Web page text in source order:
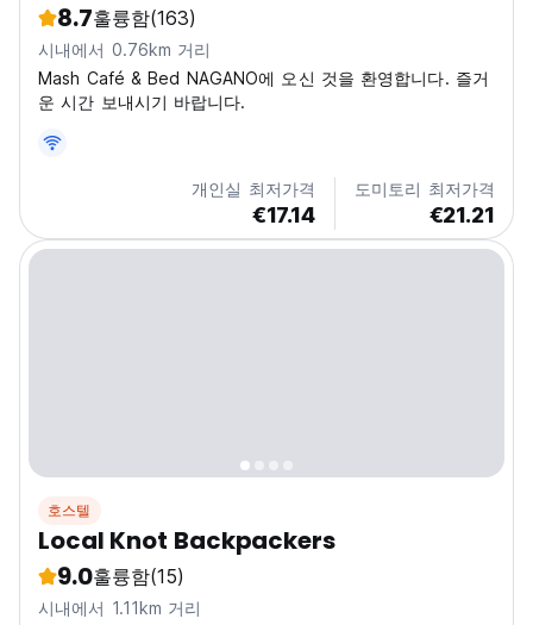
8.7훌륭함(163)
시내에서 0.76km 거리
Mash Café & Bed NAGANO에 오신 것을 환영합니다. 즐거
운 시간 보내시기 바랍니다.
개인실 최저가격
€17.14
도미토리 최저가격
€21.21
호스텔
Local Knot Backpackers
9.0훌륭함(15)
시내에서 1.11km 거리